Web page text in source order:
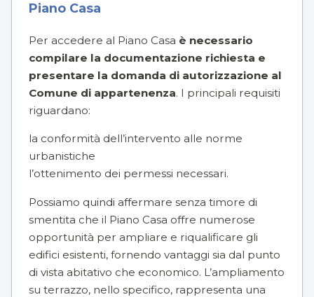
Piano Casa
Per accedere al Piano Casa è necessario
compilare la documentazione richiesta e
presentare la domanda di autorizzazione al
Comune di appartenenza. I principali requisiti
riguardano:
la conformità dell’intervento alle norme
urbanistiche
l’ottenimento dei permessi necessari.
Possiamo quindi affermare senza timore di
smentita che il Piano Casa offre numerose
opportunità per ampliare e riqualificare gli
edifici esistenti, fornendo vantaggi sia dal punto
di vista abitativo che economico. L’ampliamento
su terrazzo, nello specifico, rappresenta una